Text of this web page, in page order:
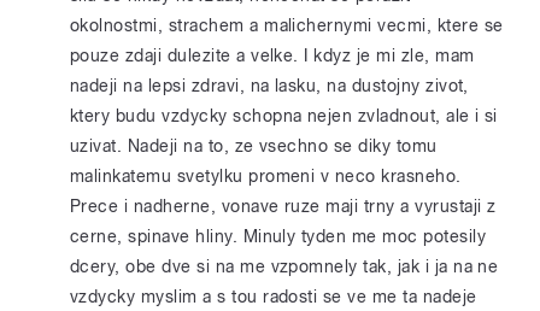
okolnostmi, strachem a malichernymi vecmi, ktere se
pouze zdaji dulezite a velke. I kdyz je mi zle, mam
nadeji na lepsi zdravi, na lasku, na dustojny zivot,
ktery budu vzdycky schopna nejen zvladnout, ale i si
uzivat. Nadeji na to, ze vsechno se diky tomu
malinkatemu svetylku promeni v neco krasneho.
Prece i nadherne, vonave ruze maji trny a vyrustaji z
cerne, spinave hliny. Minuly tyden me moc potesily
dcery, obe dve si na me vzpomnely tak, jak i ja na ne
vzdycky myslim a s tou radosti se ve me ta nadeje